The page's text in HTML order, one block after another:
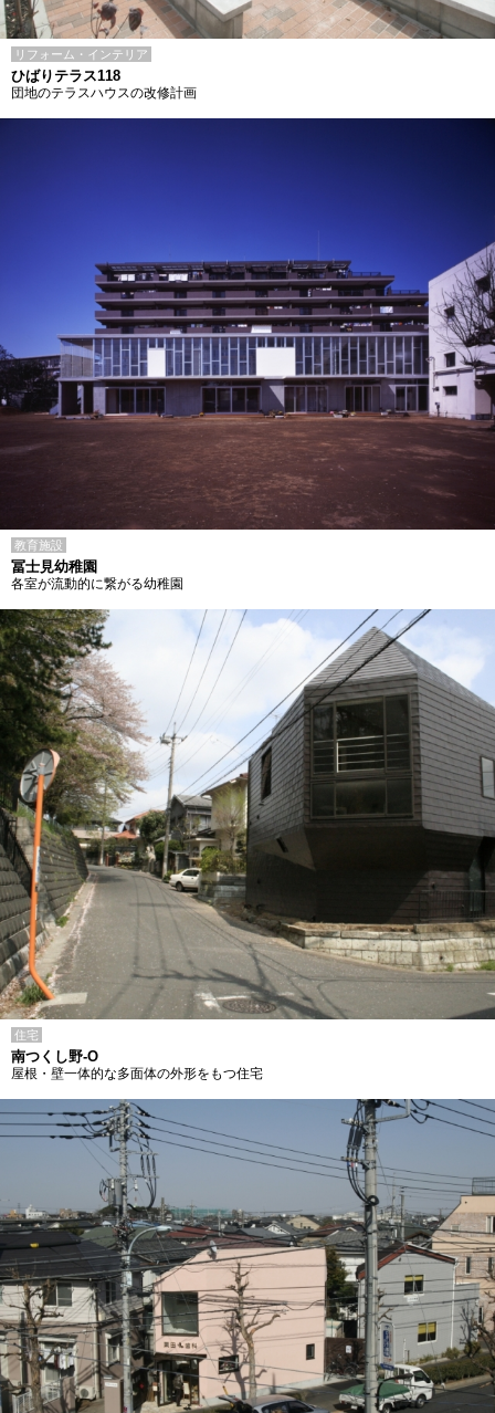
リフォーム・インテリア
ひばりテラス118
団地のテラスハウスの改修計画
教育施設
冨士見幼稚園
各室が流動的に繋がる幼稚園
住宅
南つくし野-O
屋根・壁一体的な多面体の外形をもつ住宅